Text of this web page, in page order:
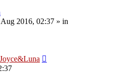
2016, 02:37 » in
Joyce&Luna